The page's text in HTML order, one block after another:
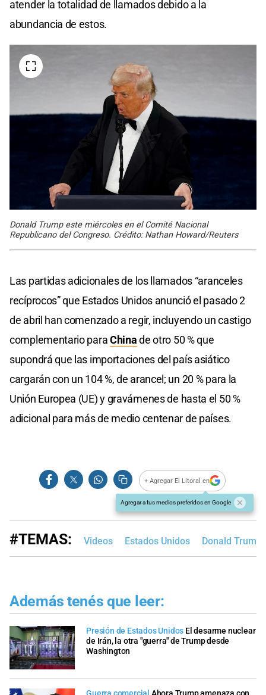
atender la totalidad de llamados debido a la
abundancia de estos.
Donald Trump este miércoles en el Comité Nacional
Republicano del Congreso. Crédito: Nathan Howard/Reuters
Las partidas adicionales de los llamados “aranceles
recíprocos” que Estados Unidos anunció el pasado 2
de abril han comenzado a regir, incluyendo un castigo
complementario paraChinade otro 50 % que
supondrá que las importaciones del país asiático
cargarán con un 104 %, de arancel; un 20 % para la
Unión Europea (UE) y gravámenes de hasta el 50 %
adicional para más de medio centenar de países.
+ Agregar El Litoral en
Agregar a tus medios preferidos en Google
#TEMAS: Videos Estados Unidos Donald Trump
Además tenés que leer:
Presión de Estados Unidos El desarme nuclear
de Irán, la otra "guerra" de Trump desde
Washington